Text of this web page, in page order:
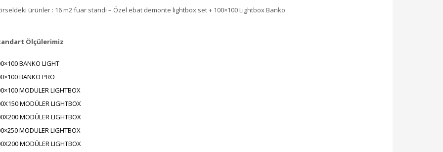
ürünler : 16 m2 fuar standı – Özel ebat demonte lightbox set + 100×100 Lightbox Banko
Ölçülerimiz
BANKO LIGHT
BANKO PRO
MODÜLER LIGHTBOX
MODÜLER LIGHTBOX
MODÜLER LIGHTBOX
MODÜLER LIGHTBOX
MODÜLER LIGHTBOX